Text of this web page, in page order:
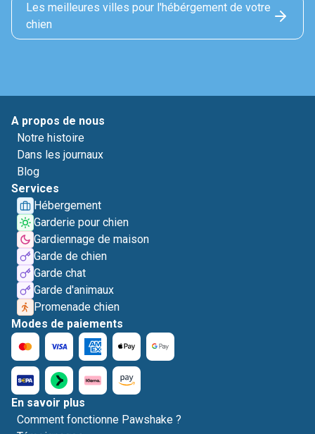
Les meilleures villes pour l'hébérgement de votre
chien
A propos de nous
Notre histoire
Dans les journaux
Blog
Services
Hébergement
Garderie pour chien
Gardiennage de maison
Garde de chien
Garde chat
Garde d'animaux
Promenade chien
Modes de paiements
En savoir plus
Comment fonctionne Pawshake ?